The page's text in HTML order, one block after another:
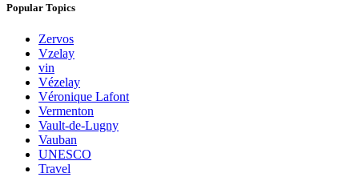
Popular Topics
Zervos
Vzelay
vin
Vézelay
Véronique Lafont
Vermenton
Vault-de-Lugny
Vauban
UNESCO
Travel